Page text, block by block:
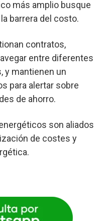
más amplio busque
barrera del costo.
contratos,
entre diferentes
y mantienen un
para alertar sobre
de ahorro.
son aliados
de costes y